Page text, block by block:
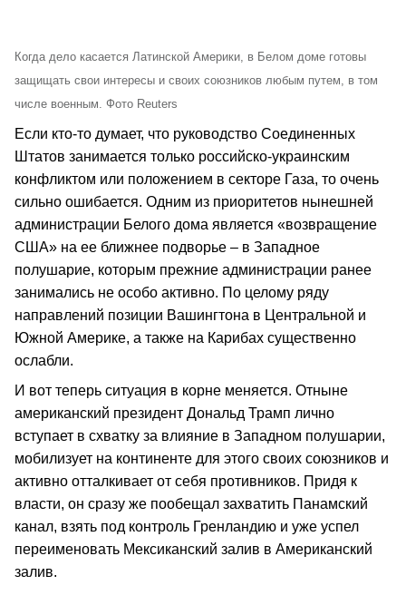
Когда дело касается Латинской Америки, в Белом доме готовы
защищать свои интересы и своих союзников любым путем, в том
числе военным. Фото Reuters
Если кто-то думает, что руководство Соединенных
Штатов занимается только российско-украинским
конфликтом или положением в секторе Газа, то очень
сильно ошибается. Одним из приоритетов нынешней
администрации Белого дома является «возвращение
США» на ее ближнее подворье – в Западное
полушарие, которым прежние администрации ранее
занимались не особо активно. По целому ряду
направлений позиции Вашингтона в Центральной и
Южной Америке, а также на Карибах существенно
ослабли.
И вот теперь ситуация в корне меняется. Отныне
американский президент Дональд Трамп лично
вступает в схватку за влияние в Западном полушарии,
мобилизует на континенте для этого своих союзников и
активно отталкивает от себя противников. Придя к
власти, он сразу же пообещал захватить Панамский
канал, взять под контроль Гренландию и уже успел
переименовать Мексиканский залив в Американский
залив.